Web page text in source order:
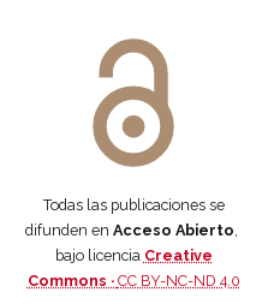
Todas las publicaciones se
difunden en Acceso Abierto,
bajo licencia Creative
Commons · CC BY-NC-ND 4.0